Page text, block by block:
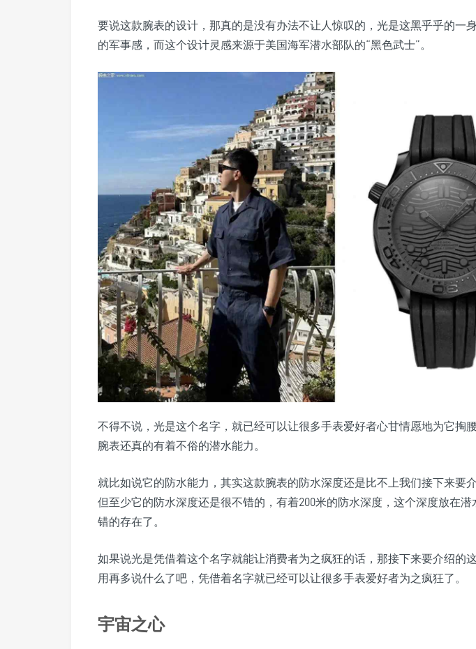
要说这款腕表的设计，那真的是没有办法不让人惊叹的，光是这黑乎乎的一
的军事感，而这个设计灵感来源于美国海军潜水部队的“黑色武士”。
不得不说，光是这个名字，就已经可以让很多手表爱好者心甘情愿地为它掏
腕表还真的有着不俗的潜水能力。
就比如说它的防水能力，其实这款腕表的防水深度还是比不上我们接下来要
但至少它的防水深度还是很不错的，有着200米的防水深度，这个深度放在潜
错的存在了。
如果说光是凭借着这个名字就能让消费者为之疯狂的话，那接下来要介绍的
用再多说什么了吧，凭借着名字就已经可以让很多手表爱好者为之疯狂了。
宇宙之心